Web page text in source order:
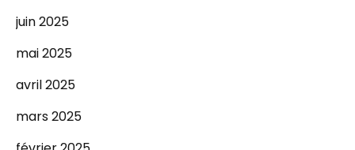
juin 2025
mai 2025
avril 2025
mars 2025